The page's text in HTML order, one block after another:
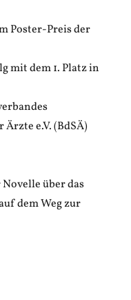
Poster-Preis der
mit dem 1. Platz in
e.V. (BdSÄ)
über das
dem Weg zur